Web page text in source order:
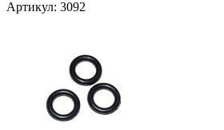
Артикул: 3092